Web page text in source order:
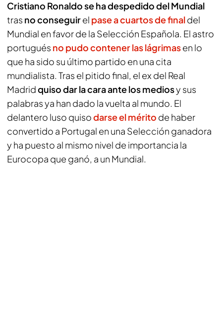
Cristiano Ronaldo se ha despedido del Mundial
tras no conseguirel pase a cuartos de finaldel
Mundial en favor de la Selección Española. El astro
portugués no pudo contener las lágrimasen lo
que ha sido su último partido en una cita
mundialista. Tras el pitido final, el ex del Real
Madridquiso dar la cara ante los mediosy sus
palabras ya han dado la vuelta al mundo. El
delantero luso quisodarse el mérito de haber
convertido a Portugal en una Selección ganadora
y ha puesto al mismo nivel de importancia la
Eurocopa que ganó, a un Mundial.